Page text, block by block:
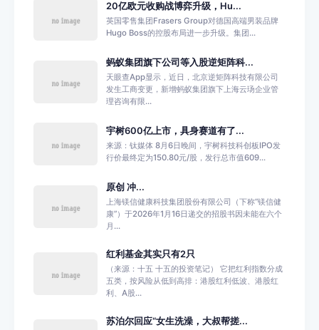
20亿欧元收购战博弈升级，Hu...
英国零售集团Frasers Group对德国高端男装品牌
Hugo Boss的控股布局进一步升级。集团...
蚂蚁集团旗下公司等入股逆矩阵科...
天眼查App显示，近日，北京逆矩阵科技有限公司
发生工商变更，新增蚂蚁集团旗下上海云玚企业管
理咨询有限...
宇树600亿上市，具身赛道有了...
来源：钛媒体 8月6日晚间，宇树科技科创板IPO发
行价最终定为150.80元/股，发行总市值609...
原创 冲...
上海镁信健康科技集团股份有限公司（下称“镁信健
康”）于2026年1月16日递交的招股书因未能在六个
月...
红利基金其实只有2只
（来源：十五 十五的投资笔记） 它把红利指数分成
五类，按风险从低到高排：港股红利低波、港股红
利、A股...
苏泊尔回应“女生洗澡，大叔帮搓...